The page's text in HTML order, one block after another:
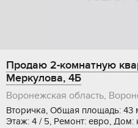
Продаю 2-комнатную
Меркулова, 4Б
Воронежская область,
Вторичка, Общая площадь:
Этаж: 4 / 5, Ремонт: евро, Дом: